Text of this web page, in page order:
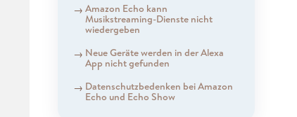
Amazon Echo kann
Musikstreaming-Dienste nicht
wiedergeben
Neue Geräte werden in der Alexa
App nicht gefunden
Datenschutzbedenken bei Amazon
Echo und Echo Show